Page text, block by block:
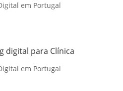
em Portugal
digital para Clínica
em Portugal